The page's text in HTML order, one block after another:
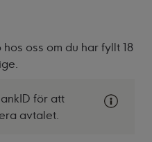
oss om du har fyllt 18
för att
avtalet.